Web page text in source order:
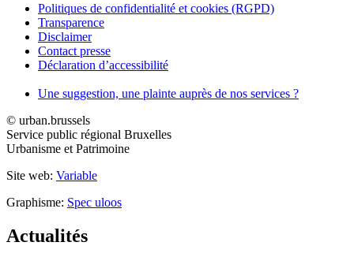
Politiques de confidentialité et cookies (RGPD)
Transparence
Disclaimer
Contact presse
Déclaration d’accessibilité
Une suggestion, une plainte auprès de nos services ?
© urban.brussels
Service public régional Bruxelles
Urbanisme et Patrimoine
Site web: Variable
Graphisme: Spec uloos
Actualités